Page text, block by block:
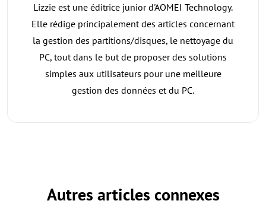
Lizzie est une éditrice junior d'AOMEI Technology.
Elle rédige principalement des articles concernant
la gestion des partitions/disques, le nettoyage du
PC, tout dans le but de proposer des solutions
simples aux utilisateurs pour une meilleure
gestion des données et du PC.
Autres articles connexes